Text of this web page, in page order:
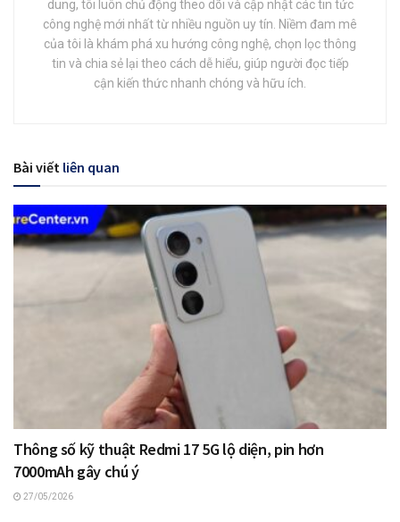
dung, tôi luôn chủ động theo dõi và cập nhật các tin tức
công nghệ mới nhất từ nhiều nguồn uy tín. Niềm đam mê
của tôi là khám phá xu hướng công nghệ, chọn lọc thông
tin và chia sẻ lại theo cách dễ hiểu, giúp người đọc tiếp
cận kiến thức nhanh chóng và hữu ích.
Bài viết liên quan
Thông số kỹ thuật Redmi 17 5G lộ diện, pin hơn
7000mAh gây chú ý
27/05/2026